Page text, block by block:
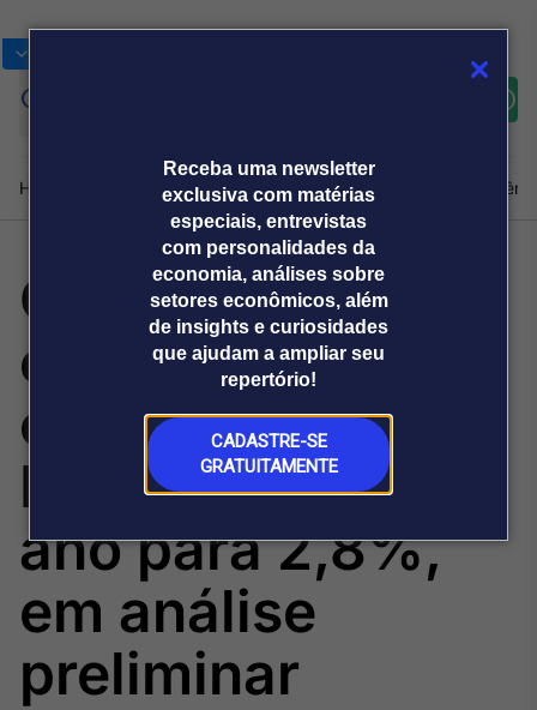
Receba uma newsletter
exclusiva com matérias
especiais, entrevistas
com personalidades da
economia, análises sobre
setores econômicos, além
de insights e curiosidades
que ajudam a ampliar seu
repertório!
CADASTRE-SE
GRATUITAMENTE
Home Produtos e soluçõesNotíciasBlogWeekend
Plataformas
Broadcast
Broadcast+
O mercado
financeiro em
tempo real
Broadcast
Agro
Tudo sobre o
agronegócio
Sobre nós Releases Broadcast
Prêmio Broadcast
Analistas
Prêmio Broadcast
Empresas
Agências de
comunicação
Releases
CNA eleva
estimativa de
crescimento do
PIB agro deste
ano para 2,8%,
em análise
preliminar